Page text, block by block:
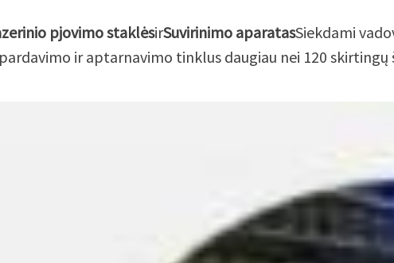
pjovimo staklėsirSuvirinimo aparatasSiekdami
ir aptarnavimo tinklus daugiau nei 120 skirtingų